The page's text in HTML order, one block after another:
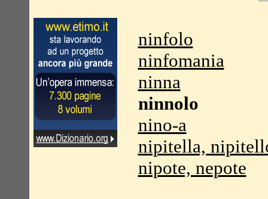
ninfolo
ninfomania
ninna
ninnolo
nino-a
nipitella,
nipote, nepote